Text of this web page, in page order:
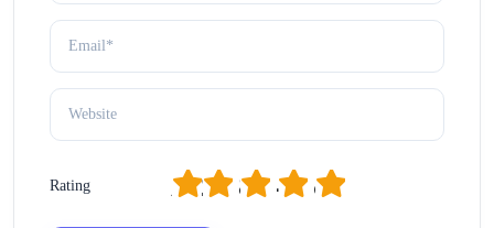
Rating 5
4
3
2